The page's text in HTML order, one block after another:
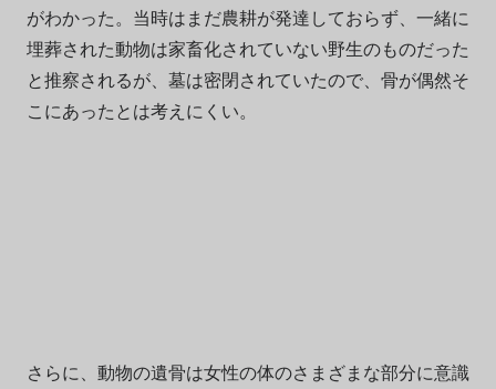
がわかった。当時はまだ農耕が発達しておらず、一緒に
埋葬された動物は家畜化されていない野生のものだった
と推察されるが、墓は密閉されていたので、骨が偶然そ
こにあったとは考えにくい。
さらに、動物の遺骨は女性の体のさまざまな部分に意識